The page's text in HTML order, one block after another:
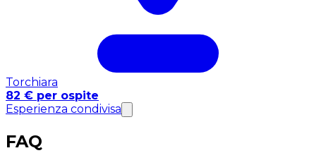
Torchiara
82 € per ospite
Esperienza condivisa
FAQ